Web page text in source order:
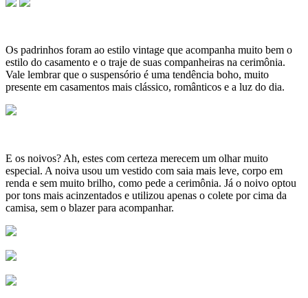
Os padrinhos foram ao estilo vintage que acompanha muito bem o
estilo do casamento e o traje de suas companheiras na cerimônia.
Vale lembrar que o suspensório é uma tendência boho, muito
presente em casamentos mais clássico, românticos e a luz do dia.
E os noivos? Ah, estes com certeza merecem um olhar muito
especial. A noiva usou um vestido com saia mais leve, corpo em
renda e sem muito brilho, como pede a cerimônia. Já o noivo optou
por tons mais acinzentados e utilizou apenas o colete por cima da
camisa, sem o blazer para acompanhar.